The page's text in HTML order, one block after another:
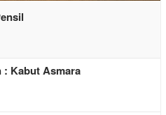
: Kabut Asmara